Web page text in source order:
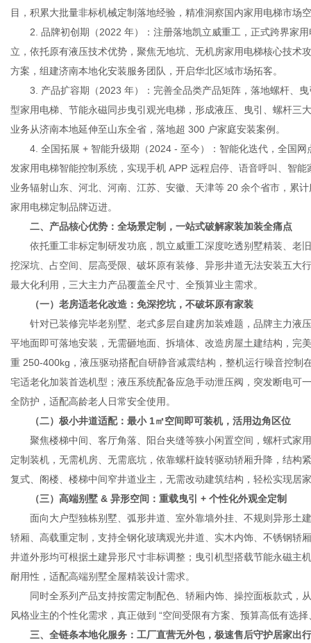
目，积累大批量非标机械定制落地经验，精准洞察国内家用电梯市场
2. 品牌初创期（2022 年）：注册落地凯立威重工，正式跨界家用
立，依托原有液压技术优势，聚焦无地坑、无机房家用电梯核心技术
方案，组建济南本地化安装服务团队，开启华北区域市场拓客。
3. 产品扩容期（2023 年）：完善全品类产品矩阵，落地螺杆、曳
型家用电梯、节能永磁同步曳引观光电梯，形成液压、曳引、螺杆三
业务从济南本地延伸至山东全省，落地超 300 户家庭安装案例。
4. 全国拓展 + 智能升级期（2024 - 至今）：智能化迭代，全国网
发家用电梯智能控制系统，实现手机 APP 远程启停、语音呼叫、智
业务辐射山东、河北、河南、江苏、安徽、天津等 20 余个省市，累
家用电梯定制品牌迈进。
二、产品核心优势：全场景定制，一站式破解家装加装全痛点
依托重工非标定制研发功底，凯立威重工深度吃透别墅精装、老
挖深坑、占空间、层高受限、破坏原有装修、异形井道无法安装五大
最大化利用，三大主力产品覆盖全尺寸、全预算业主需求。
（一）老房适老化改造：免深挖坑，不破坏原有家装
针对已装修完毕老别墅、老式多层自建房加装难题，品牌主力液
平地面即可落地安装，无需砸地面、拆墙体、改造房屋土建结构，完
重 250-400kg，液压驱动搭配自研静音减震结构，整机运行噪音控
宅适老化加装首选机型；液压系统配备应急手动泄压阀，突发断电可
全防护，适配高龄老人日常安全使用。
（二）极小井道适配：最小 1㎡空间即可装机，活用边角区位
聚焦楼梯中间、客厅角落、阳台夹缝等狭小闲置空间，螺杆式家
定制装机，无需机房、无需底坑，依靠螺杆旋转驱动轿厢升降，结构
复式、阁楼、楼梯中间窄井道业主，无需改动建筑结构，轻松实现居
（三）高端别墅 & 异形空间：重载曳引 + 个性化外观全定制
面向大户型独栋别墅、弧形井道、室外靠墙外挂、不规则异形土
轿厢、高载重定制，支持全钢化玻璃观光井道、实木内饰、不锈钢轿
井道外形均可根据土建异形尺寸非标调整；曳引机型搭载节能永磁主
耐用性，适配高端别墅全屋精装设计需求。
同时全系列产品支持按需定制配色、轿厢内饰、操控面板款式，
风格业主的个性化需求，真正做到 “空间受限有方案、预算高低有选
三、全链条本地化服务：工厂直营无外包，极速售后守护居家出行